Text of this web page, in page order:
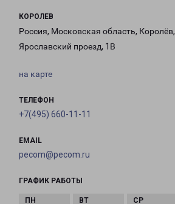
КОРОЛЕВ
Россия, Московская область, Королёв,
Ярославский проезд, 1В
на карте
ТЕЛЕФОН
+7(495) 660-11-11
EMAIL
pecom@pecom.ru
ГРАФИК РАБОТЫ